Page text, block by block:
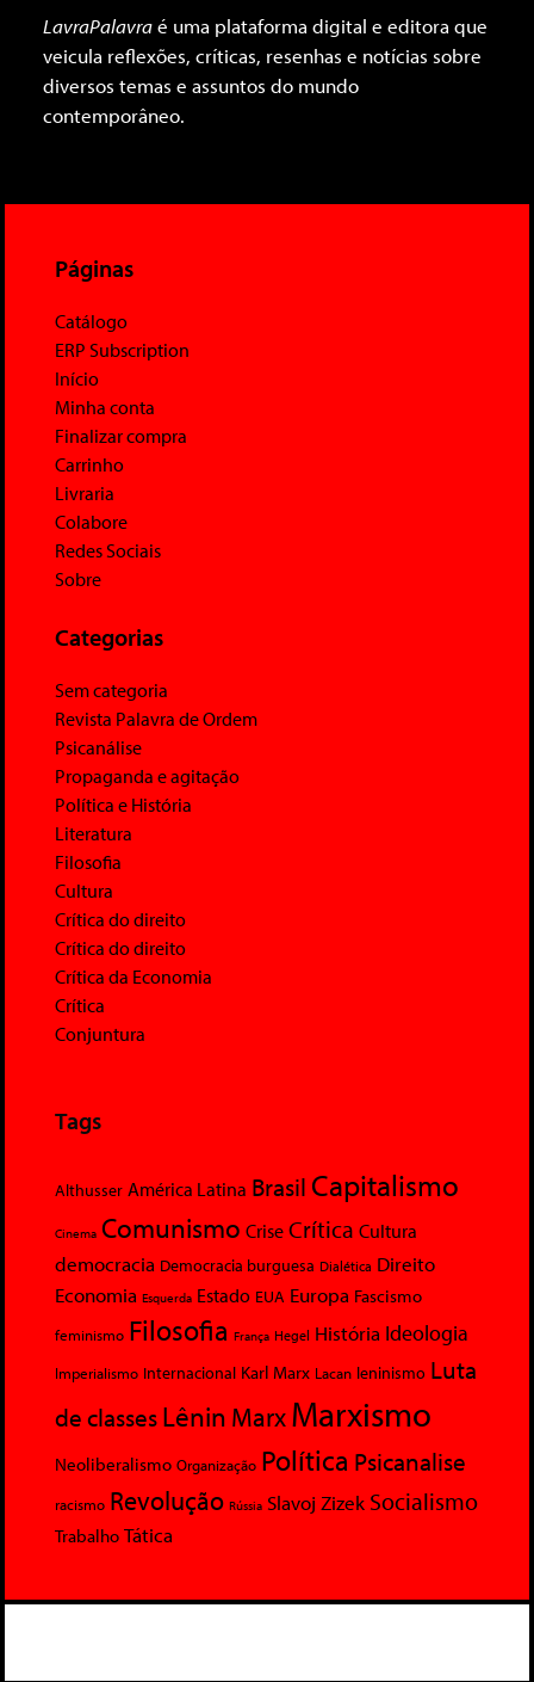
LavraPalavraé uma plataforma digital e editora que
veicula reflexões, críticas, resenhas e notícias sobre
diversos temas e assuntos do mundo
contemporâneo.
Páginas
Catálogo
ERP Subscription
Início
Minha conta
Finalizar compra
Carrinho
Livraria
Colabore
Redes Sociais
Sobre
Categorias
Sem categoria
Revista Palavra de Ordem
Psicanálise
Propaganda e agitação
Política e História
Literatura
Filosofia
Cultura
Crítica do direito
Crítica do direito
Crítica da Economia
Crítica
Conjuntura
Tags
Althusser América Latina Brasil Capitalismo
Cinema Comunismo Crise Crítica Cultura
democracia Democracia burguesa Dialética Direito
Economia Esquerda Estado EUA Europa Fascismo
feminismo Filosofia França Hegel História Ideologia
Imperialismo Internacional Karl Marx Lacan leninismo Luta
de classesLênin MarxMarxismo
Neoliberalismo Organização Política Psicanalise
racismo Revolução Rússia Slavoj Zizek Socialismo
Trabalho Tática